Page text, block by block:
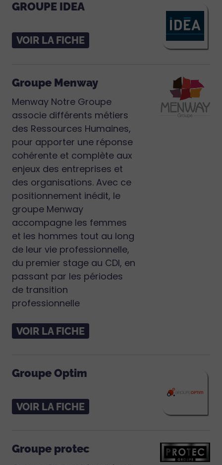
GROUPE IDEA
VOIR LA FICHE
Groupe Menway
Menway Notre Groupe
associe différents métiers
des Ressources Humaines,
pour apporter une réponse
cohérente et complète aux
enjeux des entreprises et
des organisations. Avec ce
positionnement inédit, le
groupe Menway
accompagne les femmes
et les hommes tout au long
de leur vie professionnelle,
du premier stage au CDI, en
passant par les périodes
de transition
professionnelle
VOIR LA FICHE
Groupe Optim
VOIR LA FICHE
Groupe protec